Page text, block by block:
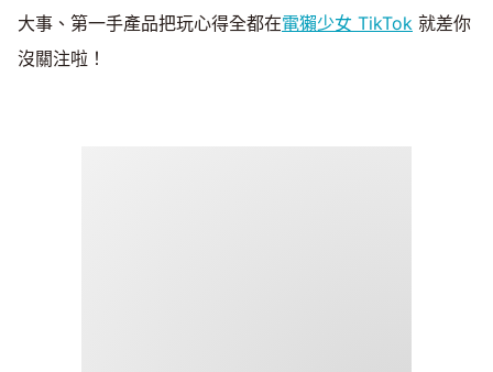
大事、第一手產品把玩心得全都在電獺少女 TikTok 就差你
沒關注啦！